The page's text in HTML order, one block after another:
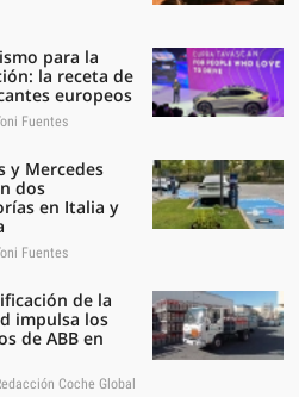
para la
la receta de
europeos
Fuentes
y Mercedes
dos
en Italia y
Fuentes
de la
impulsa los
de ABB en
Coche Global